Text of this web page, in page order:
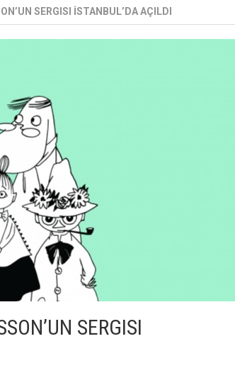
SERGISI İSTANBUL’DA AÇILDI
SERGISI